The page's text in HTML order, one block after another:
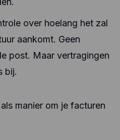
over hoelang het zal
aankomt. Geen
post. Maar vertragingen
bij.
manier om je facturen